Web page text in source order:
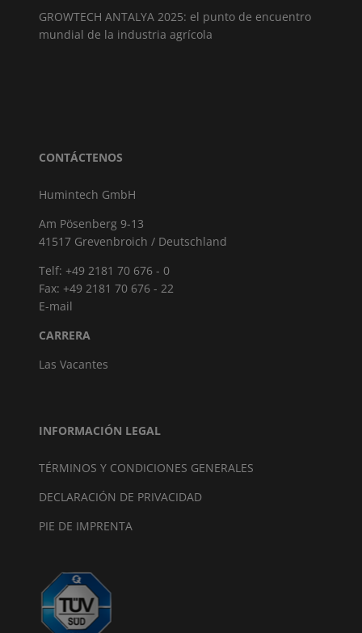
GROWTECH ANTALYA 2025: el punto de encuentro
mundial de la industria agrícola
CONTÁCTENOS
Humintech GmbH
Am Pösenberg 9-13
41517 Grevenbroich / Deutschland
Telf: +49 2181 70 676 - 0
Fax: +49 2181 70 676 - 22
E-mail
CARRERA
Las Vacantes
INFORMACIÓN LEGAL
TÉRMINOS Y CONDICIONES GENERALES
DECLARACIÓN DE PRIVACIDAD
PIE DE IMPRENTA